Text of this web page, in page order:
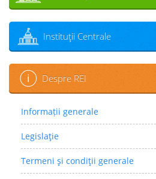
Instituţii Centrale
Despre REI
Informații generale
Legislaţie
Termeni şi condiţii generale